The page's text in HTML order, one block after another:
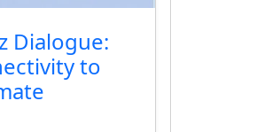
Dialogue:
to